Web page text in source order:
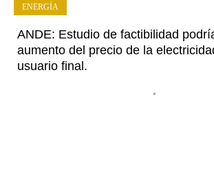
ANDE: Estudio de factibilidad
aumento del precio de la
usuario final.
•
ENERGÍA